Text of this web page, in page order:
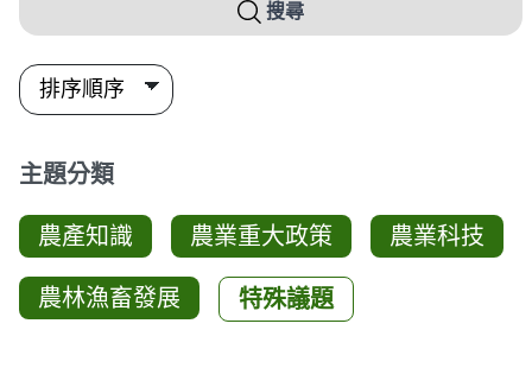
搜尋
主題分類
農產知識 農業重大政策 農業科技
農林漁畜發展 特殊議題